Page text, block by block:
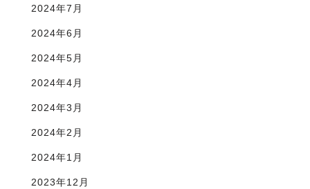
2024年7月
2024年6月
2024年5月
2024年4月
2024年3月
2024年2月
2024年1月
2023年12月